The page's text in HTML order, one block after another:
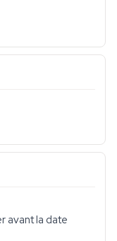
avant la date